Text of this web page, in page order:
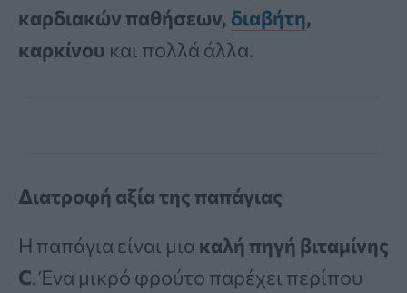
καρδιακών παθήσεων, διαβήτη,
καρκίνου και πολλά άλλα.
Διατροφή αξία της παπάγιας
Η παπάγια είναι μια καλή πηγή βιταμίνης
C. Ένα μικρό φρούτο παρέχει περίπου